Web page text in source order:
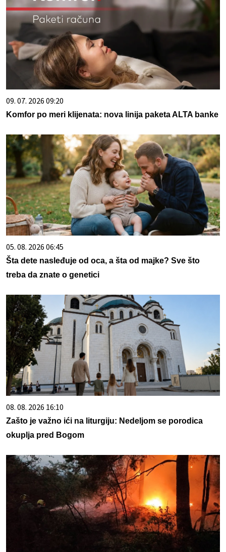
09. 07. 2026 09:20
Komfor po meri klijenata: nova linija paketa ALTA banke
05. 08. 2026 06:45
Šta dete nasleđuje od oca, a šta od majke? Sve što
treba da znate o genetici
08. 08. 2026 16:10
Zašto je važno ići na liturgiju: Nedeljom se porodica
okuplja pred Bogom